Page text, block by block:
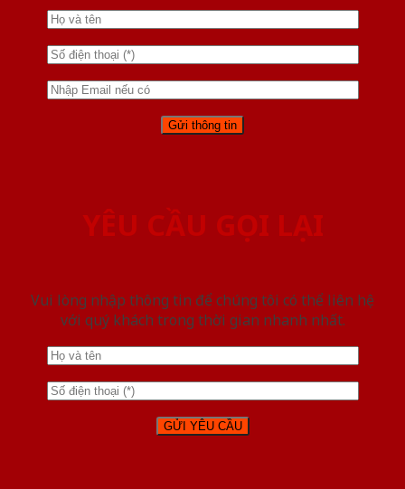
YÊU CẦU GỌI LẠI
Vui lòng nhập thông tin để chúng tôi có thể liên hệ
với quý khách trong thời gian nhanh nhất.